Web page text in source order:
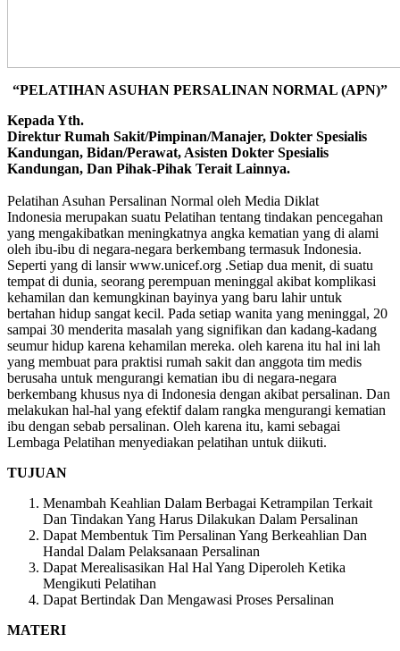
“PELATIHAN ASUHAN PERSALINAN NORMAL (APN)”
Kepada Yth.
Direktur Rumah Sakit/Pimpinan/Manajer, Dokter Spesialis
Kandungan, Bidan/Perawat, Asisten Dokter Spesialis
Kandungan, Dan Pihak-Pihak Terait Lainnya.
Pelatihan Asuhan Persalinan Normal oleh Media Diklat
Indonesia merupakan suatu Pelatihan tentang tindakan pencegahan
yang mengakibatkan meningkatnya angka kematian yang di alami
oleh ibu-ibu di negara-negara berkembang termasuk Indonesia.
Seperti yang di lansir www.unicef.org .Setiap dua menit, di suatu
tempat di dunia, seorang perempuan meninggal akibat komplikasi
kehamilan dan kemungkinan bayinya yang baru lahir untuk
bertahan hidup sangat kecil. Pada setiap wanita yang meninggal, 20
sampai 30 menderita masalah yang signifikan dan kadang-kadang
seumur hidup karena kehamilan mereka. oleh karena itu hal ini lah
yang membuat para praktisi rumah sakit dan anggota tim medis
berusaha untuk mengurangi kematian ibu di negara-negara
berkembang khusus nya di Indonesia dengan akibat persalinan. Dan
melakukan hal-hal yang efektif dalam rangka mengurangi kematian
ibu dengan sebab persalinan. Oleh karena itu, kami sebagai
Lembaga Pelatihan menyediakan pelatihan untuk diikuti.
TUJUAN
Menambah Keahlian Dalam Berbagai Ketrampilan Terkait
Dan Tindakan Yang Harus Dilakukan Dalam Persalinan
Dapat Membentuk Tim Persalinan Yang Berkeahlian Dan
Handal Dalam Pelaksanaan Persalinan
Dapat Merealisasikan Hal Hal Yang Diperoleh Ketika
Mengikuti Pelatihan
Dapat Bertindak Dan Mengawasi Proses Persalinan
MATERI